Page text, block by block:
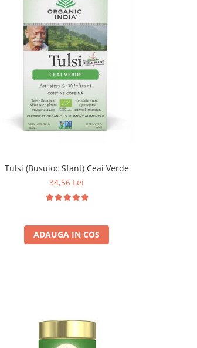
Tulsi (Busuioc Sfant) Ceai Verde
34,56 Lei
ADAUGA IN COS